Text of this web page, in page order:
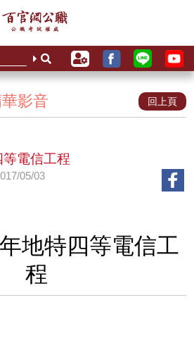
影音 回上頁
電信工程
05/03
地特四等電信工
程